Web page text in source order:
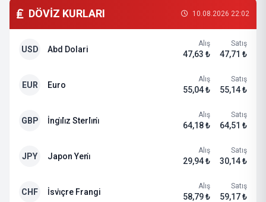
DÖVİZ KURLARI 10.08.2026 22:02
USD Abd Dolari
Alış
47,63 ₺
Satış
47,71 ₺
EUR Euro
Alış
55,04 ₺
Satış
55,14 ₺
GBP İngi̇li̇z Sterli̇ni̇
Alış
64,18 ₺
Satış
64,51 ₺
JPY Japon Yeni̇
Alış
29,94 ₺
Satış
30,14 ₺
CHF İsvi̇çre Frangi
Alış
58,79 ₺
Satış
59,17 ₺